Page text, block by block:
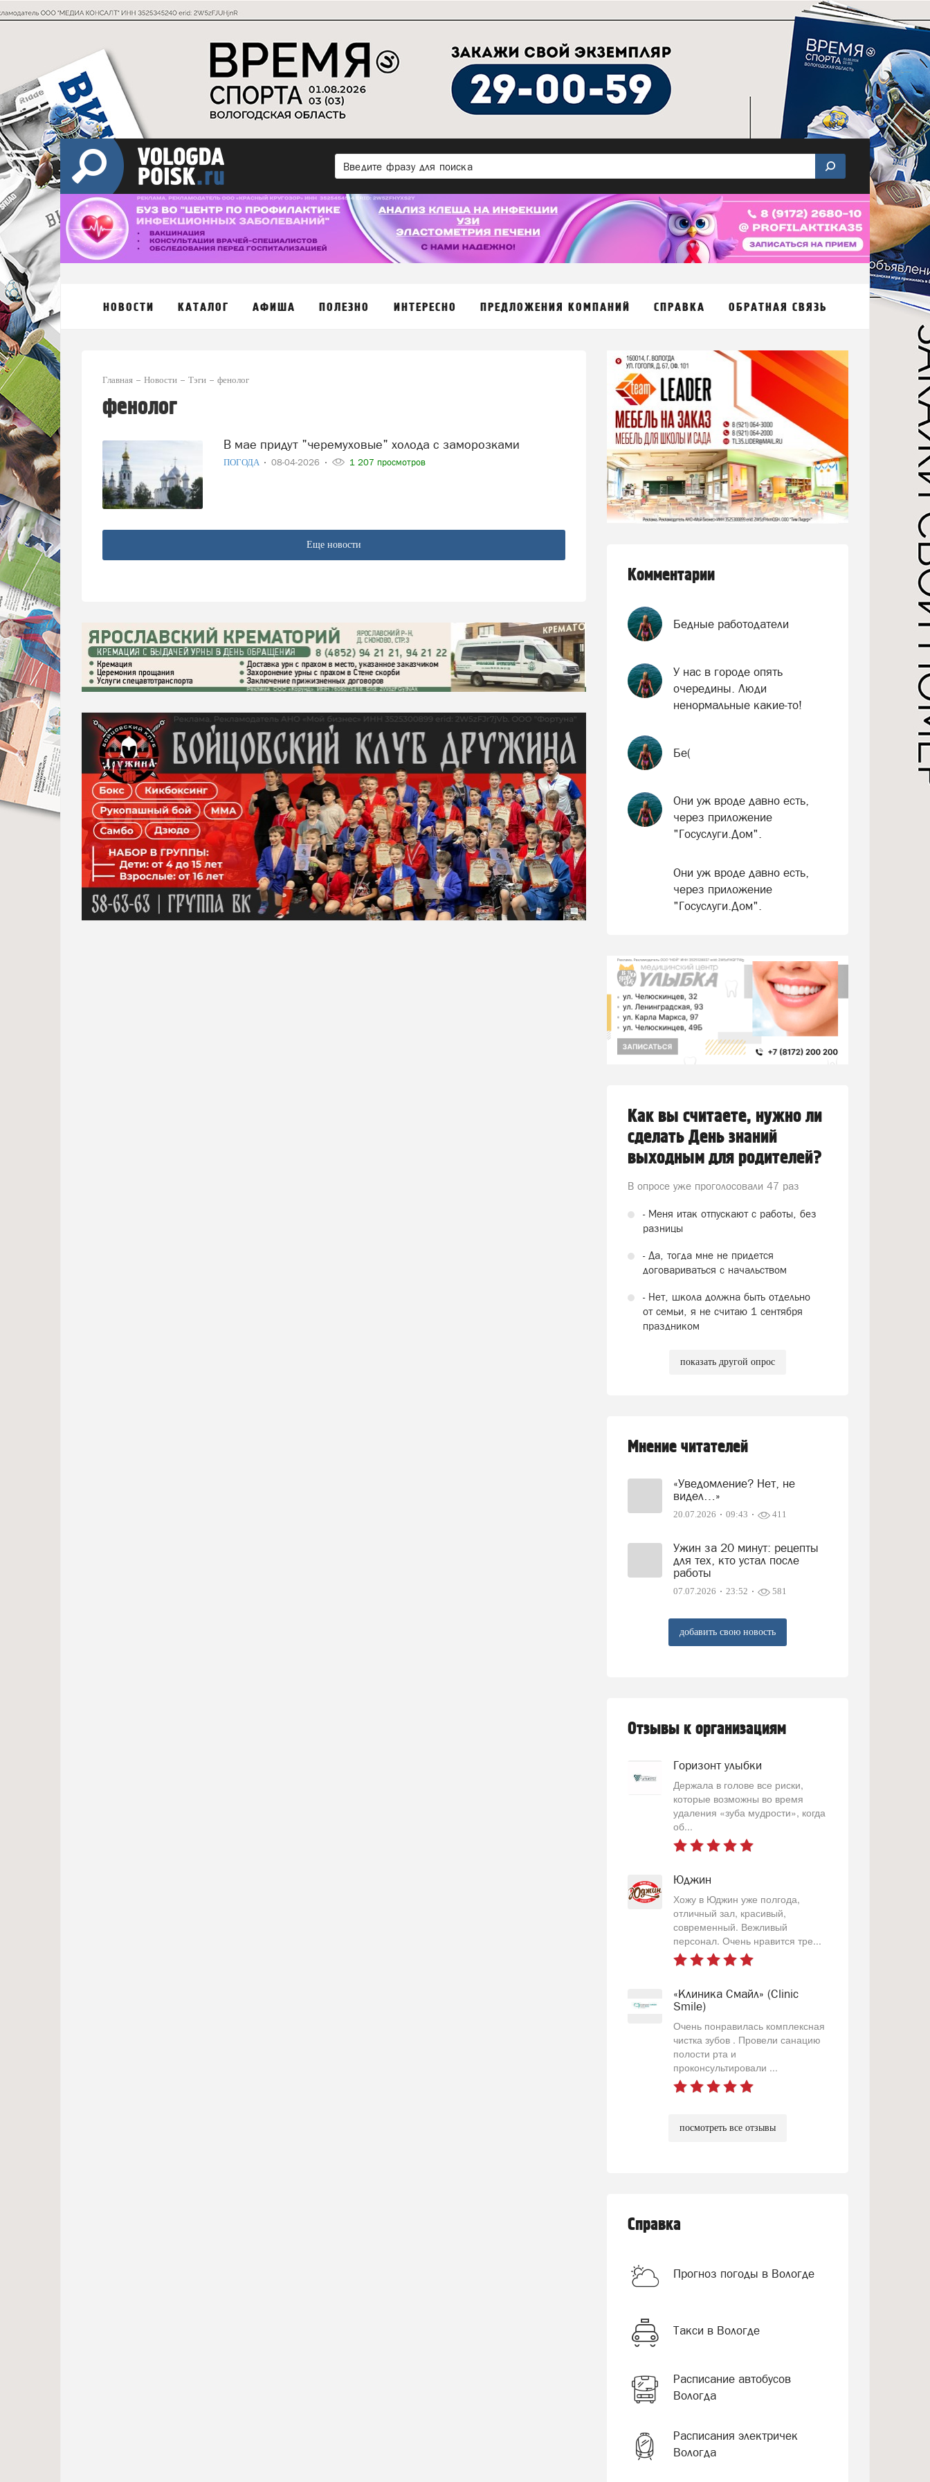
НОВОСТИ КАТАЛОГ АФИША ПОЛЕЗНО ИНТЕРЕСНО ПРЕДЛОЖЕНИЯ КОМПАНИЙ СПРАВКА ОБРАТНАЯ СВЯЗЬ
Главная Новости Тэги фенолог
фенолог
В мае придут "черемуховые" холода с заморозками
ПОГОДА 08-04-2026 1 207 просмотров
Еще новости
Комментарии
Бедные работодатели
У нас в городе опять
очередины. Люди
ненормальные какие-то!
Бе(
Они уж вроде давно есть,
через приложение
"Госуслуги.Дом".
Они уж вроде давно есть,
через приложение
"Госуслуги.Дом".
Как вы считаете, нужно ли
сделать День знаний
выходным для родителей?
В опросе уже проголосовали 47 раз
- Меня итак отпускают с работы, без
разницы
- Да, тогда мне не придется
договариваться с начальством
- Нет, школа должна быть отдельно
от семьи, я не считаю 1 сентября
праздником
показать другой опрос
Мнение читателей
«Уведомление? Нет, не
видел…»
20.07.2026 09:43 411
Ужин за 20 минут: рецепты
для тех, кто устал после
работы
07.07.2026 23:52 581
добавить свою новость
Отзывы к организациям
Горизонт улыбки
Держала в голове все риски,
которые возможны во время
удаления «зуба мудрости», когда
об...
Юджин
Хожу в Юджин уже полгода,
отличный зал, красивый,
современный. Вежливый
персонал. Очень нравится тре...
«Клиника Смайл» (Clinic
Smile)
Очень понравилась комплексная
чистка зубов . Провели санацию
полости рта и
проконсультировали ...
посмотреть все отзывы
Справка
Прогноз погоды в Вологде
Такси в Вологде
Расписание автобусов
Вологда
Расписания электричек
Вологда